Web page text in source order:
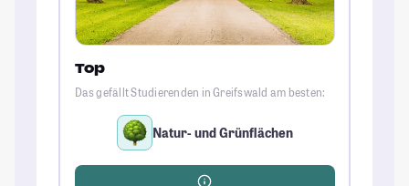
Top
Das gefällt Studierenden in Greifswald am besten:
Natur- und Grünflächen